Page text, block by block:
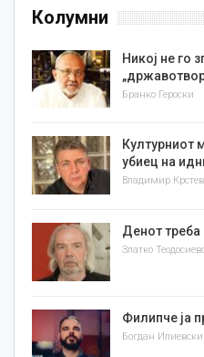
Колумни
Никој не го
Бранко Героски
Културниот
убиец на
Денот треба
Филипче ја
Богдан Илиевски